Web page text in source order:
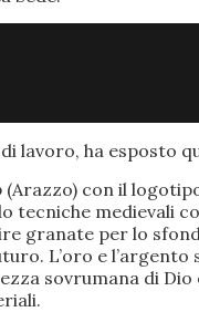
lavoro, ha esposto
(Arazzo) con il
tecniche medievali
granate per lo
L’oro e
sovrumana di